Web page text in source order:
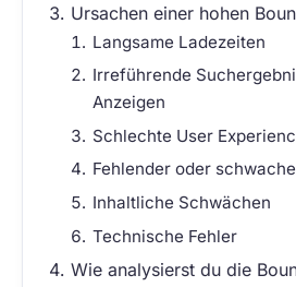
Ursachen einer hohen
Langsame Ladezeiten
Irreführende
Anzeigen
Schlechte User
Fehlender oder
Inhaltliche Schwächen
Technische Fehler
Wie analysierst du die